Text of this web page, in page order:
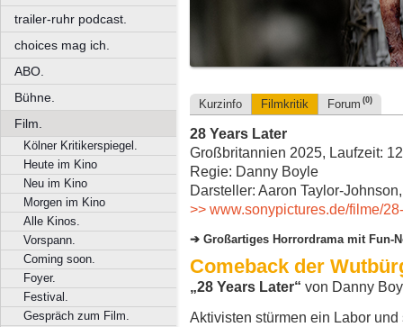
trailer-ruhr podcast.
choices mag ich.
ABO.
Bühne.
Film.
Kölner Kritikerspiegel.
Heute im Kino
Neu im Kino
Morgen im Kino
Alle Kinos.
Vorspann.
Coming soon.
Foyer.
Festival.
Gespräch zum Film.
Kurzinfo Filmkritik Forum (0)
28 Years Later
Großbritannien 2025, Laufzeit:
Regie: Danny Boyle
Darsteller: Aaron Taylor-
>> www.sonypictures.de/filme/
Großartiges Horrordrama mit Fun-
Comeback der
„28 Years Later“ von Danny
Aktivisten stürmen ein Labor